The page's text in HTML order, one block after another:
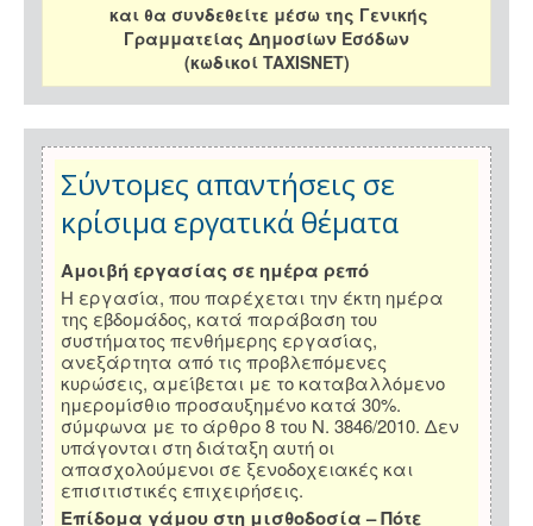
και θα συνδεθείτε μέσω της Γενικής
Γραμματείας Δημοσίων Εσόδων
(κωδικοί TAXISNET)
Σύντομες απαντήσεις σε
κρίσιμα εργατικά θέματα
Αμοιβή εργασίας σε ημέρα ρεπό
Η εργασία, που παρέχεται την έκτη ημέρα
της εβδομάδος, κατά παράβαση του
συστήματος πενθήμερης εργασίας,
ανεξάρτητα από τις προβλεπόμενες
κυρώσεις, αμείβεται με το καταβαλλόμενο
ημερομίσθιο προσαυξημένο κατά 30%.
σύμφωνα με το άρθρο 8 του Ν. 3846/2010. Δεν
υπάγονται στη διάταξη αυτή οι
απασχολούμενοι σε ξενοδοχειακές και
επισιτιστικές επιχειρήσεις.
Επίδομα γάμου στη μισθοδοσία – Πότε